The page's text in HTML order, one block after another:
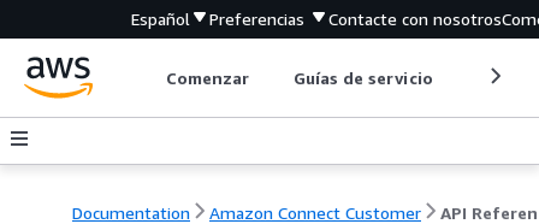
Español Preferencias Contacte con nosotros
Comenzar Guías de servicio
Documentation Amazon Connect Customer API